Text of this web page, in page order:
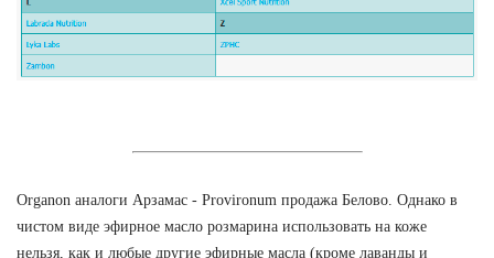
Organon аналоги Арзамас - Provironum продажа Белово. Однако в
чистом виде эфирное масло розмарина использовать на коже
нельзя, как и любые другие эфирные масла (кроме лаванды и